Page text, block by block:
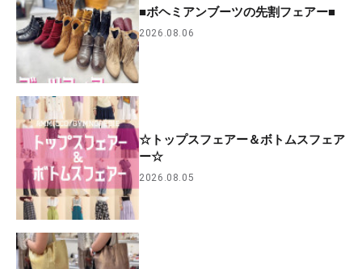
■ボヘミアンブーツの先割フェアー■
2026.08.06
☆トップスフェアー＆ボトムスフェア
ー☆
2026.08.05